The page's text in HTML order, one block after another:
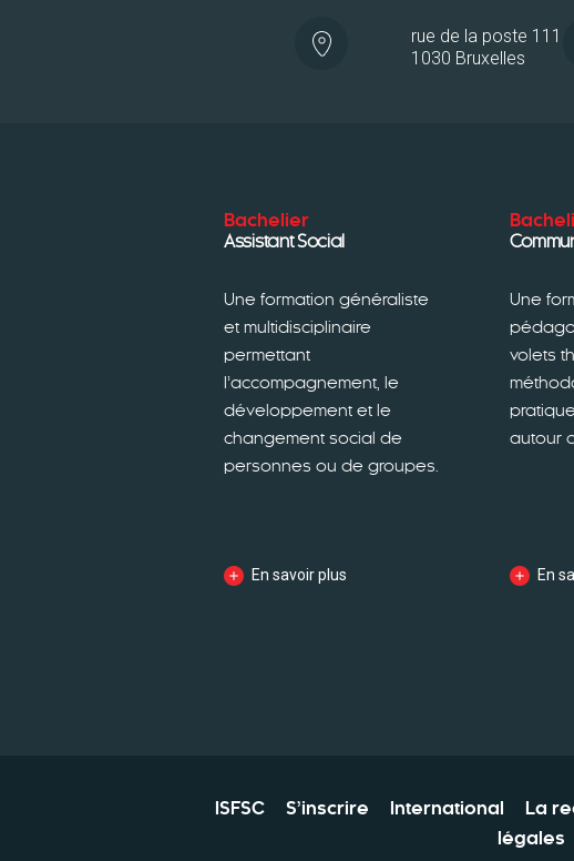
rue de la poste 111
1030 Bruxelles
Bachelier
Assistant Social
Une formation généraliste
et multidisciplinaire
permettant
l’accompagnement, le
développement et le
changement social de
personnes ou de groupes.
En savoir plus
Une
volets
autour
En
ISFSC S’inscrire International La
légales